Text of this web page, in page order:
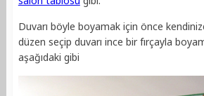
Duvarı böyle boyamak için önce
düzen seçip duvarı ince bir fırçayla
aşağıdaki gibi